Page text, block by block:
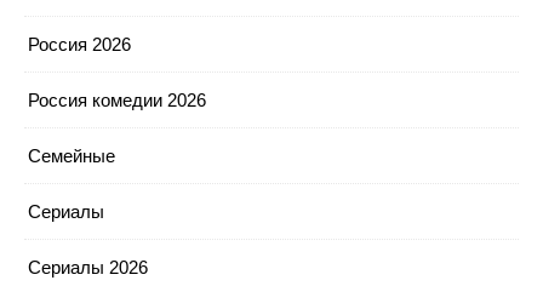
Россия 2026
Россия комедии 2026
Семейные
Сериалы
Сериалы 2026